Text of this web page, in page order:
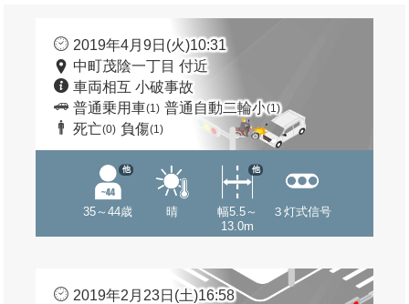
2019年4月9日(火)10:31
中町茂陰一丁目 付近
車両相互 小破事故
普通乗用車(1) 普通自動二輪小(1)
死亡(0) 負傷(1)
35～44歳
他
晴
幅5.5～
13.0m
他
３灯式信号
2019年2月23日(土)16:58